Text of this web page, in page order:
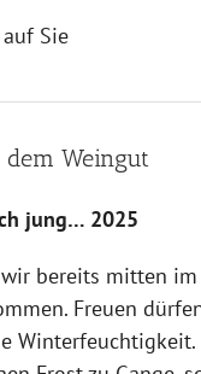
Sie
dem Weingut
jung… 2025
bereits mitten im
Freuen
Winterfeuchtigkeit.